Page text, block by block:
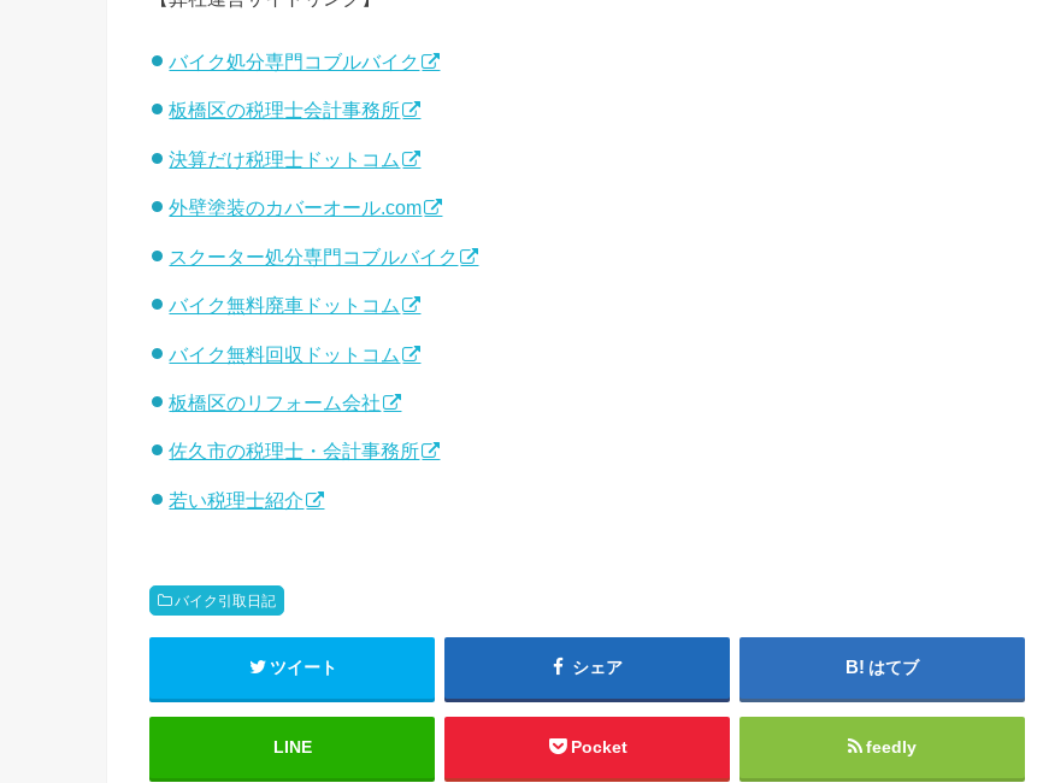
バイク処分専門コブルバイク
板橋区の税理士会計事務所
決算だけ税理士ドットコム
外壁塗装のカバーオール.com
スクーター処分専門コブルバイク
バイク無料廃車ドットコム
バイク無料回収ドットコム
板橋区のリフォーム会社
佐久市の税理士・会計事務所
若い税理士紹介
バイク引取日記
ツイート シェア はてブ
LINE Pocket feedly